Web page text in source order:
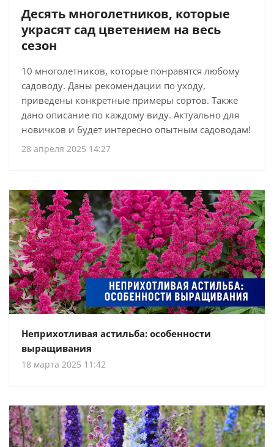
Десять многолетников, которые
украсят сад цветением на весь
сезон
10 многолетников, которые понравятся любому
садоводу. Даны рекомендации по уходу,
приведены конкретные примеры сортов. Также
дано описание по каждому виду. Актуально для
новичков и будет интересно опытным садоводам!
28 апреля 2025 14:27
Неприхотливая астильба: особенности
выращивания
18 марта 2025 11:42